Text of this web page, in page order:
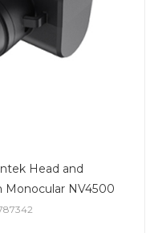
Head and
NV4500